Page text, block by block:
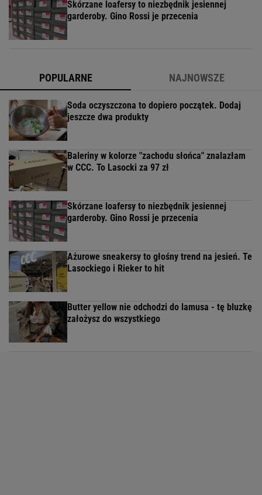
Skórzane loafersy to niezbędnik jesiennej
garderoby. Gino Rossi je przecenia
POPULARNE NAJNOWSZE
Soda oczyszczona to dopiero początek. Dodaj
jeszcze dwa produkty
Baleriny w kolorze "zachodu słońca" znalazłam
w CCC. To Lasocki za 97 zł
Skórzane loafersy to niezbędnik jesiennej
garderoby. Gino Rossi je przecenia
Ażurowe sneakersy to głośny trend na jesień. Te
Lasockiego i Rieker to hit
Butter yellow nie odchodzi do lamusa - tę bluzkę
założysz do wszystkiego